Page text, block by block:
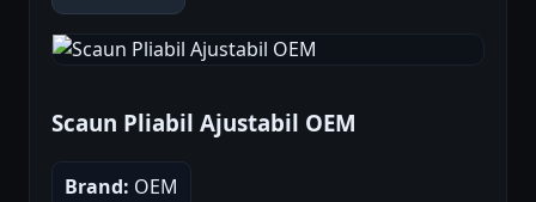
Scaun Pliabil Ajustabil OEM
Brand: OEM